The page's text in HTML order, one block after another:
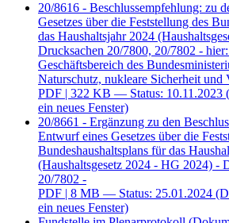
20/8616 - Beschlussempfehlung: zu
Gesetzes über die Feststellung des
das Haushaltsjahr 2024
Drucksachen 20/7800, 20/7802 -
Geschäftsbereich des
Naturschutz, nukleare Sicherheit und
PDF | 322 KB — Status: 10.11.2023
ein neues Fenster)
20/8661 - Ergänzung zu den
Entwurf eines Gesetzes über die
Bundeshaushaltsplans für das
(Haushaltsgesetz 2024 - HG 2024) -
20/7802 -
PDF | 8 MB — Status: 25.01.2024
ein neues Fenster)